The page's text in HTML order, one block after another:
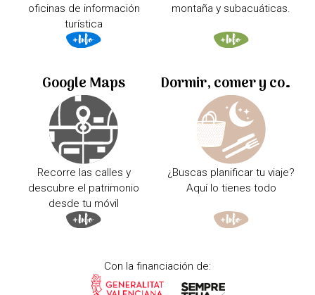
oficinas de información
turística
montaña y subacuáticas.
Google Maps
Recorre las calles y
descubre el patrimonio
desde tu móvil
Dormir, comer y comprar
¿Buscas planificar tu viaje?
Aquí lo tienes todo
Con la financiación de: